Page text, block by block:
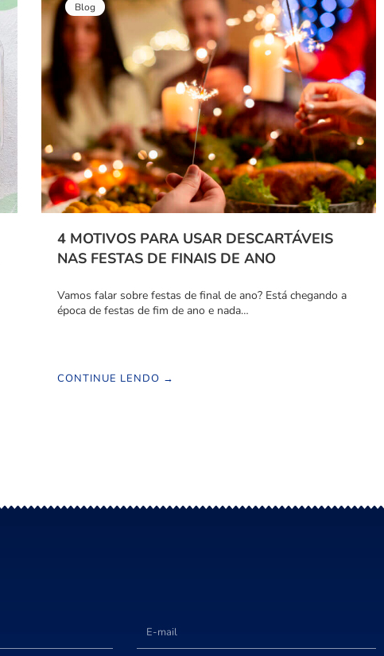
Blog
4 MOTIVOS PARA USAR DESCARTÁVEIS
NAS FESTAS DE FINAIS DE ANO
Vamos falar sobre festas de final de ano? Está chegando a
época de festas de fim de ano e nada…
CONTINUE LENDO →